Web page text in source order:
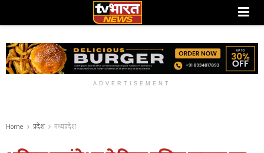
ADVERTISEMENT
Home प्रदेश मध्यप्रदेश